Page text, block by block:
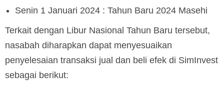
Senin 1 Januari 2024 : Tahun Baru 2024 Masehi
Terkait dengan Libur Nasional Tahun Baru tersebut,
nasabah diharapkan dapat menyesuaikan
penyelesaian transaksi jual dan beli efek di SimInvest
sebagai berikut: